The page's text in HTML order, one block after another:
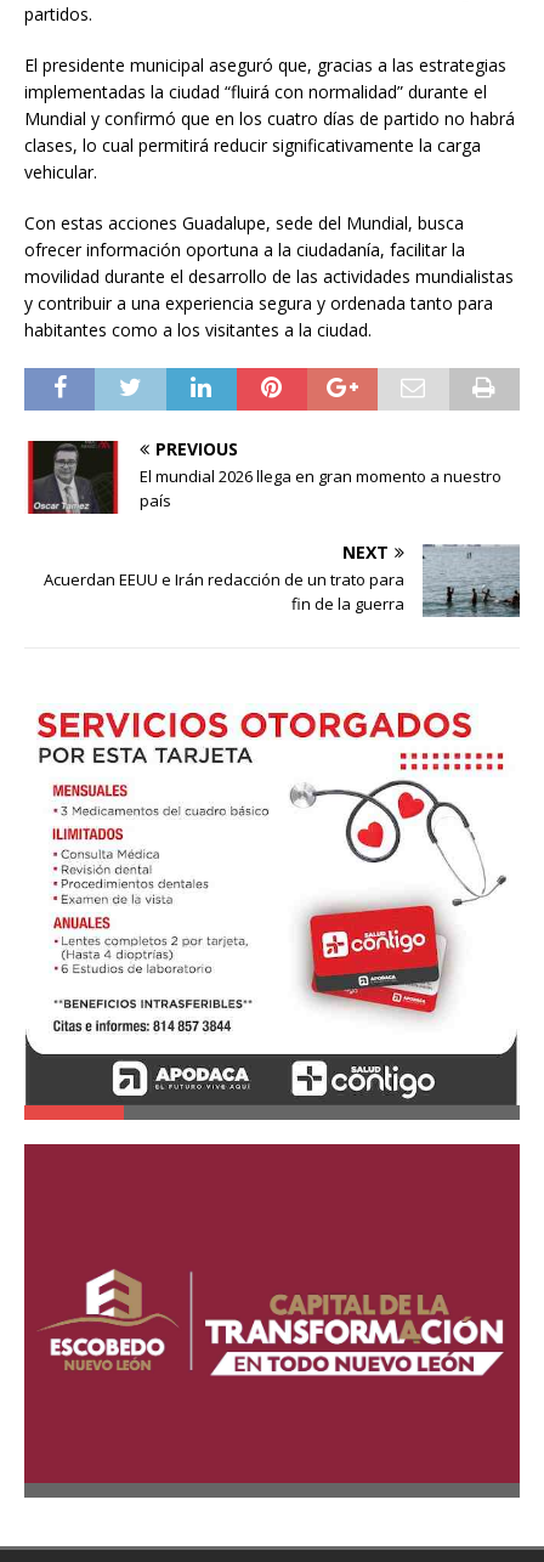
partidos.
El presidente municipal aseguró que, gracias a las estrategias
implementadas la ciudad “fluirá con normalidad” durante el
Mundial y confirmó que en los cuatro días de partido no habrá
clases, lo cual permitirá reducir significativamente la carga
vehicular.
Con estas acciones Guadalupe, sede del Mundial, busca
ofrecer información oportuna a la ciudadanía, facilitar la
movilidad durante el desarrollo de las actividades mundialistas
y contribuir a una experiencia segura y ordenada tanto para
habitantes como a los visitantes a la ciudad.
PREVIOUS
El mundial 2026 llega en gran momento a nuestro
país
NEXT
Acuerdan EEUU e Irán redacción de un trato para
fin de la guerra